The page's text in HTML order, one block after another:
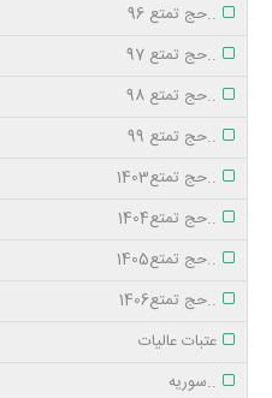
..حج تمتع 96
..حج تمتع 97
..حج تمتع 98
..حج تمتع 99
..حج تمتع1403
..حج تمتع1404
..حج تمتع1405
..حج تمتع1406
عتبات عالیات
..سوریه